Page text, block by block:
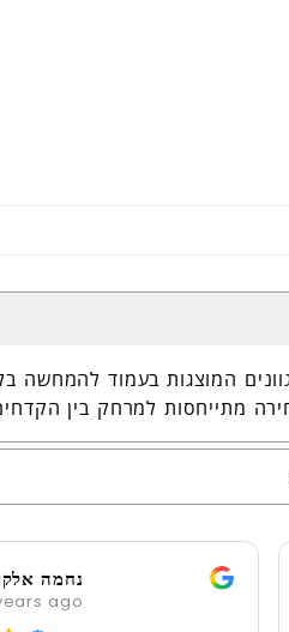
המוצגות בעמוד להמחשה
מתייחסות למרחק בין
נחמה
ago